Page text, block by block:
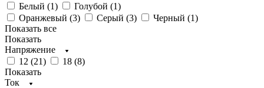
Белый (1) Голубой (1)
Оранжевый (3) Серый (3) Черный (1)
Показать все
Показать
Напряжение
12 (21) 18 (8)
Показать
Ток